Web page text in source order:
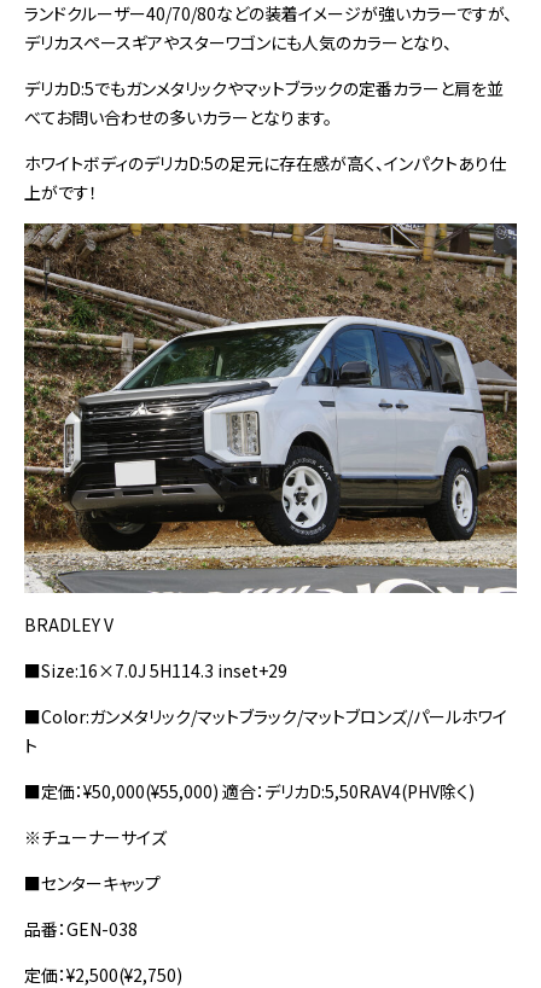
ランドクルーザー40/70/80などの装着イメージが強いカラーですが、
デリカスペースギアやスターワゴンにも人気のカラーとなり、
デリカD:5でもガンメタリックやマットブラックの定番カラーと肩を並
べてお問い合わせの多いカラーとなります。
ホワイトボディのデリカD:5の足元に存在感が高く、インパクトあり仕
上がです！
BRADLEY V
■Size:16×7.0J 5H114.3 inset+29
■Color:ガンメタリック/マットブラック/マットブロンズ/パールホワイ
ト
■定価：¥50,000(¥55,000) 適合：デリカD:5,50RAV4(PHV除く)
※チューナーサイズ
■センターキャップ
品番：GEN-038
定価：¥2,500(¥2,750)